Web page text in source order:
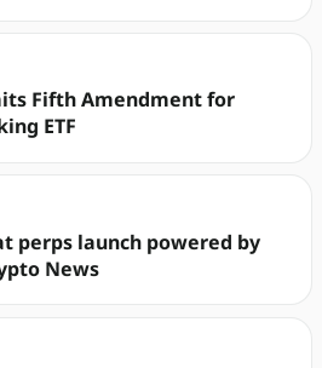
Fifth Amendment for
ETF
perps launch powered by
News